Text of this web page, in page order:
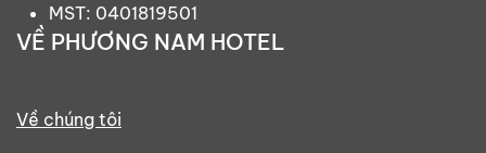
MST: 0401819501
VỀ PHƯƠNG NAM HOTEL
Về chúng tôi